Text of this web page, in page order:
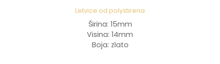
Letvice od polystirena
Širina: 15mm
Visina: 14mm
Boja: zlato